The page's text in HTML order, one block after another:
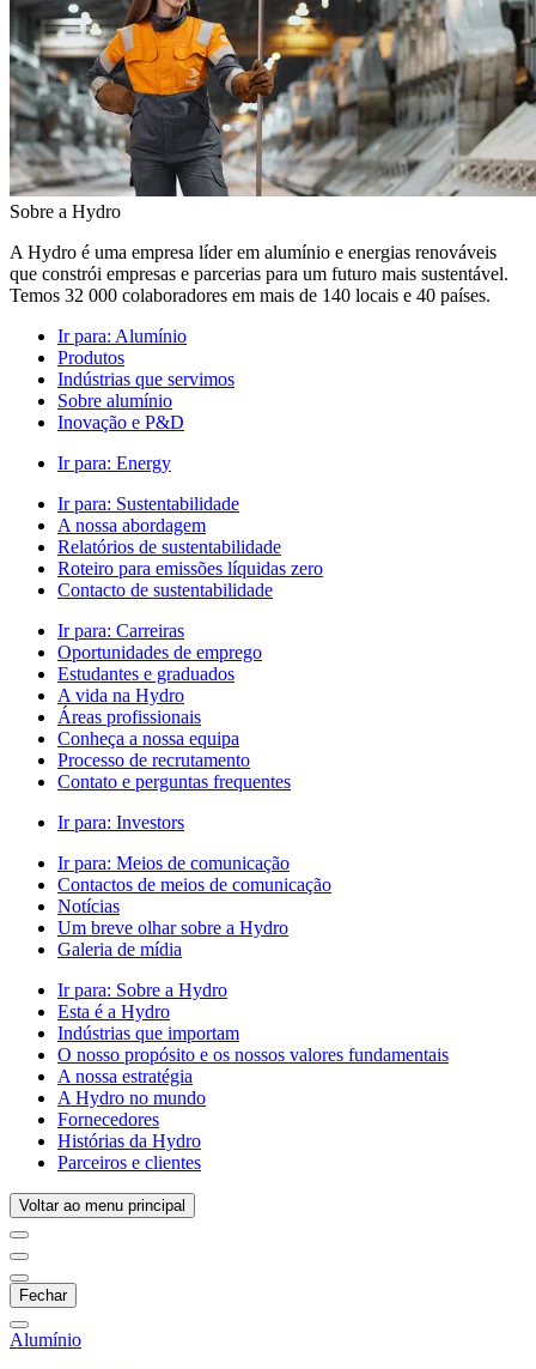
Sobre a Hydro
A Hydro é uma empresa líder em alumínio e energias renováveis
que constrói empresas e parcerias para um futuro mais sustentável.
Temos 32 000 colaboradores em mais de 140 locais e 40 países.
Ir para: Alumínio
Produtos
Indústrias que servimos
Sobre alumínio
Inovação e P&D
Ir para: Energy
Ir para: Sustentabilidade
A nossa abordagem
Relatórios de sustentabilidade
Roteiro para emissões líquidas zero
Contacto de sustentabilidade
Ir para: Carreiras
Oportunidades de emprego
Estudantes e graduados
A vida na Hydro
Áreas profissionais
Conheça a nossa equipa
Processo de recrutamento
Contato e perguntas frequentes
Ir para: Investors
Ir para: Meios de comunicação
Contactos de meios de comunicação
Notícias
Um breve olhar sobre a Hydro
Galeria de mídia
Ir para: Sobre a Hydro
Esta é a Hydro
Indústrias que importam
O nosso propósito e os nossos valores fundamentais
A nossa estratégia
A Hydro no mundo
Fornecedores
Histórias da Hydro
Parceiros e clientes
Voltar ao menu principal
Fechar
Alumínio